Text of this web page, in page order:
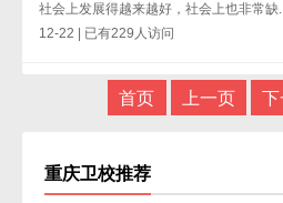
社会上发展得越来越好，社会上也非常缺
12-22 | 已有229人访问
首页 上一页 下
重庆卫校推荐